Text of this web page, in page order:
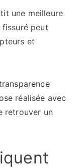
une meilleure
peut
et
réalisée avec
retrouver un